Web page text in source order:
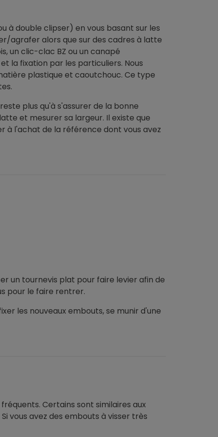
à double clipser) en vous basant sur les
agrafer alors que sur des cadres à latte
un clic-clac BZ ou un canapé
la fixation par les particuliers. Nous
plastique et caoutchouc. Ce type
plus qu'à s'assurer de la bonne
et mesurer sa largeur. Il existe que
à l'achat de la référence dont vous avez
un tournevis plat pour faire levier afin de
pour le faire rentrer.
les nouveaux embouts, se munir d'une
Certains sont similaires aux
vous avez des embouts à visser très